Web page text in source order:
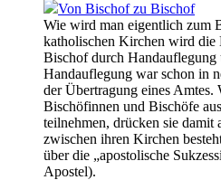
Von Bischof zu Bischof
Wie wird man eigentlich zum
katholischen Kirchen wird
Bischof durch Handauflegung
Handauflegung war schon in
der Übertragung eines
Bischöfinnen und Bischöfe
teilnehmen, drücken sie damit
zwischen ihren Kirchen
über die „apostolische
Apostel).